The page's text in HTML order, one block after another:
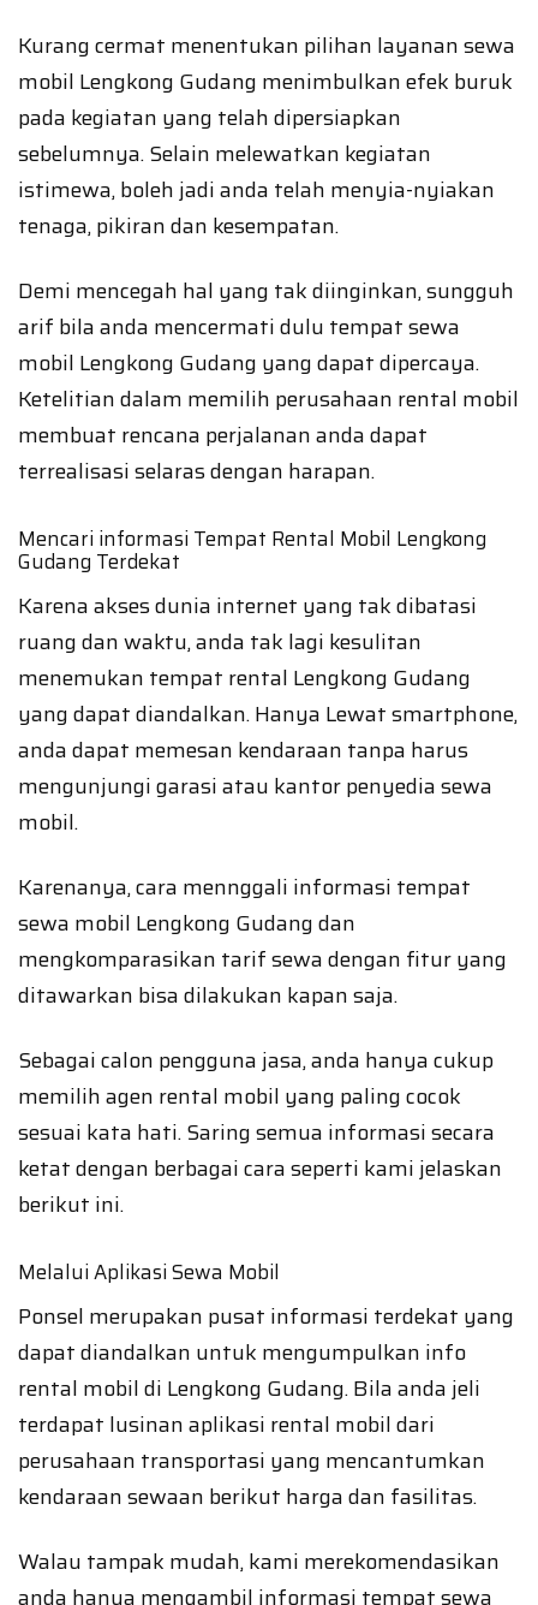
Kurang cermat menentukan pilihan layanan sewa
mobil Lengkong Gudang menimbulkan efek buruk
pada kegiatan yang telah dipersiapkan
sebelumnya. Selain melewatkan kegiatan
istimewa, boleh jadi anda telah menyia-nyiakan
tenaga, pikiran dan kesempatan.
Demi mencegah hal yang tak diinginkan, sungguh
arif bila anda mencermati dulu tempat sewa
mobil Lengkong Gudang yang dapat dipercaya.
Ketelitian dalam memilih perusahaan rental mobil
membuat rencana perjalanan anda dapat
terrealisasi selaras dengan harapan.
Mencari informasi Tempat Rental Mobil Lengkong
Gudang Terdekat
Karena akses dunia internet yang tak dibatasi
ruang dan waktu, anda tak lagi kesulitan
menemukan tempat rental Lengkong Gudang
yang dapat diandalkan. Hanya Lewat smartphone,
anda dapat memesan kendaraan tanpa harus
mengunjungi garasi atau kantor penyedia sewa
mobil.
Karenanya, cara mennggali informasi tempat
sewa mobil Lengkong Gudang dan
mengkomparasikan tarif sewa dengan fitur yang
ditawarkan bisa dilakukan kapan saja.
Sebagai calon pengguna jasa, anda hanya cukup
memilih agen rental mobil yang paling cocok
sesuai kata hati. Saring semua informasi secara
ketat dengan berbagai cara seperti kami jelaskan
berikut ini.
Melalui Aplikasi Sewa Mobil
Ponsel merupakan pusat informasi terdekat yang
dapat diandalkan untuk mengumpulkan info
rental mobil di Lengkong Gudang. Bila anda jeli
terdapat lusinan aplikasi rental mobil dari
perusahaan transportasi yang mencantumkan
kendaraan sewaan berikut harga dan fasilitas.
Walau tampak mudah, kami merekomendasikan
anda hanya mengambil informasi tempat sewa